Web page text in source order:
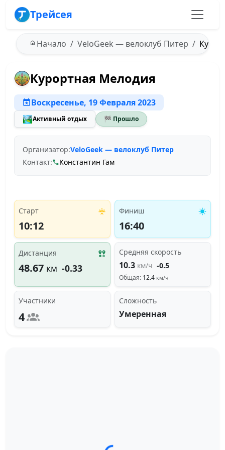
Трейсея
Начало VeloGeek — велоклуб Питер
Курортная Мелодия
Воскресенье, 19 Февраля 2023
🏞️Активный отдых 🏁 Прошло
Организатор:VeloGeek — велоклуб Питер
Контакт:
Константин Гам
Старт
10:12
Финиш
16:40
Дистанция
48.67 км -0.33
Средняя скорость
10.3 км/ч -0.5
Общая: 12.4 км/ч
Участники
4
Сложность
Умеренная